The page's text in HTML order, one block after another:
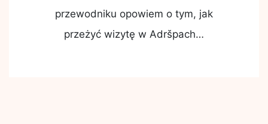
przewodniku opowiem o tym, jak
przeżyć wizytę w Adršpach…